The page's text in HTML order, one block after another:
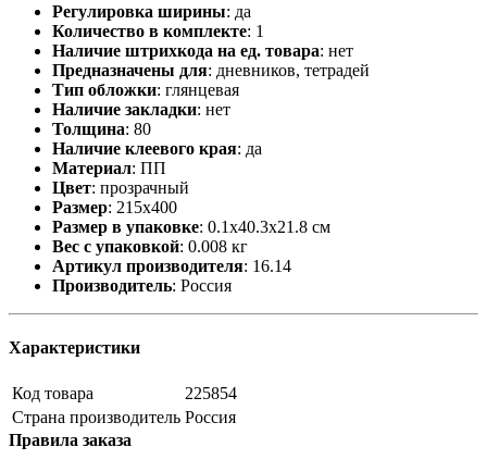
Регулировка ширины: да
Количество в комплекте: 1
Наличие штрихкода на ед. товара: нет
Предназначены для: дневников, тетрадей
Тип обложки: глянцевая
Наличие закладки: нет
Толщина: 80
Наличие клеевого края: да
Материал: ПП
Цвет: прозрачный
Размер: 215х400
Размер в упаковке: 0.1x40.3x21.8 см
Вес с упаковкой: 0.008 кг
Артикул производителя: 16.14
Производитель: Россия
Характеристики
Код товара
225854
Страна производитель Россия
Правила заказа